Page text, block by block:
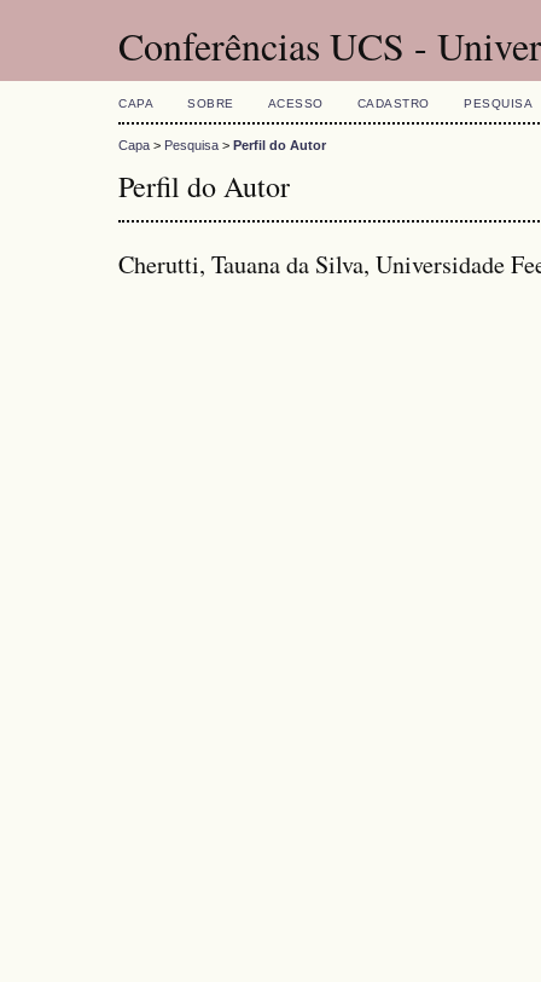
Conferências UCS -
CAPA SOBRE ACESSO CADASTRO PESQUISA
Capa > Pesquisa > Perfil do Autor
Perfil do Autor
Cherutti, Tauana da Silva, Universidade